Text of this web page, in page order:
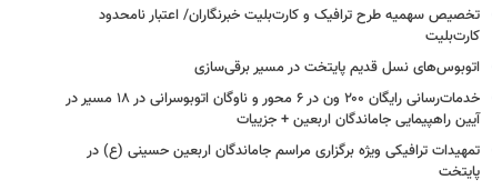
تخصیص سهمیه طرح ترافیک و کارت‌بلیت خبرنگاران/ اعتبار نامحدود
کارت‌بلیت
اتوبوس‌های نسل قدیم پایتخت در مسیر برقی‌سازی
خدمات‌رسانی رایگان ۲۰۰ ون در ۶ محور و ناوگان اتوبوسرانی در ۱۸ مسیر در
آیین راهپیمایی جاماندگان اربعین + جزییات
تمهیدات ترافیکی ویژه برگزاری مراسم جاماندگان اربعین حسینی (ع) در
پایتخت